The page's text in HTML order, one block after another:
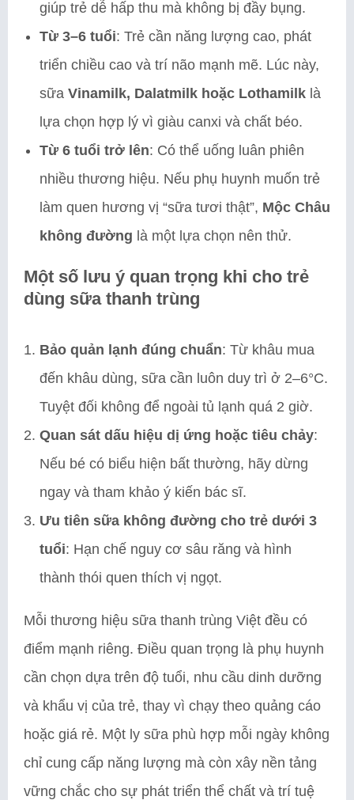
giúp trẻ dễ hấp thu mà không bị đầy bụng.
Từ 3–6 tuổi: Trẻ cần năng lượng cao, phát
triển chiều cao và trí não mạnh mẽ. Lúc này,
sữa Vinamilk, Dalatmilk hoặc Lothamilk là
lựa chọn hợp lý vì giàu canxi và chất béo.
Từ 6 tuổi trở lên: Có thể uống luân phiên
nhiều thương hiệu. Nếu phụ huynh muốn trẻ
làm quen hương vị “sữa tươi thật”, Mộc Châu
không đường là một lựa chọn nên thử.
Một số lưu ý quan trọng khi cho trẻ
dùng sữa thanh trùng
Bảo quản lạnh đúng chuẩn: Từ khâu mua
đến khâu dùng, sữa cần luôn duy trì ở 2–6°C.
Tuyệt đối không để ngoài tủ lạnh quá 2 giờ.
Quan sát dấu hiệu dị ứng hoặc tiêu chảy:
Nếu bé có biểu hiện bất thường, hãy dừng
ngay và tham khảo ý kiến bác sĩ.
Ưu tiên sữa không đường cho trẻ dưới 3
tuổi: Hạn chế nguy cơ sâu răng và hình
thành thói quen thích vị ngọt.
Mỗi thương hiệu sữa thanh trùng Việt đều có
điểm mạnh riêng. Điều quan trọng là phụ huynh
cần chọn dựa trên độ tuổi, nhu cầu dinh dưỡng
và khẩu vị của trẻ, thay vì chạy theo quảng cáo
hoặc giá rẻ. Một ly sữa phù hợp mỗi ngày không
chỉ cung cấp năng lượng mà còn xây nền tảng
vững chắc cho sự phát triển thể chất và trí tuệ